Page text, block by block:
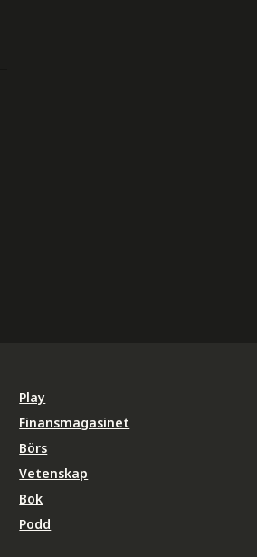
Play
Finansmagasinet
Börs
Vetenskap
Bok
Podd